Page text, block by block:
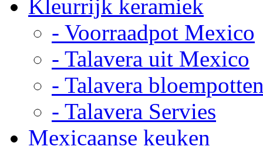
Kleurrijk keramiek
- Voorraadpot Mexico
- Talavera uit Mexico
- Talavera
- Talavera Servies
Mexicaanse keuken